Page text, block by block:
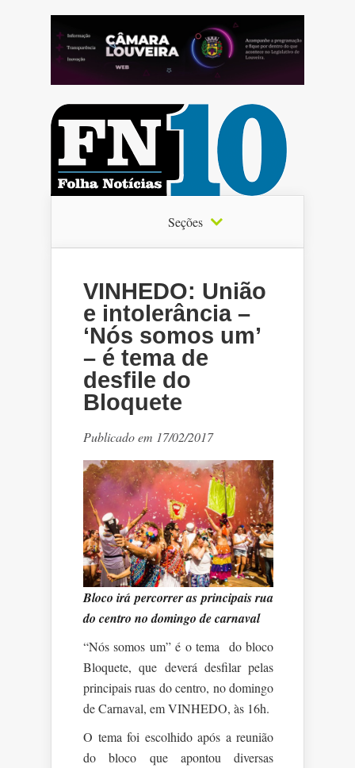
Seções
VINHEDO: União
e intolerância –
‘Nós somos um’
– é tema de
desfile do
Bloquete
Publicado em 17/02/2017
Bloco irá percorrer as principais rua
do centro no domingo de carnaval
“Nós somos um” é o tema do bloco
Bloquete, que deverá desfilar pelas
principais ruas do centro, no domingo
de Carnaval, em VINHEDO, às 16h.
O tema foi escolhido após a reunião
do bloco que apontou diversas